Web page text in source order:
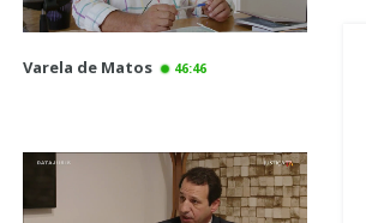
Varela de Matos 46:46